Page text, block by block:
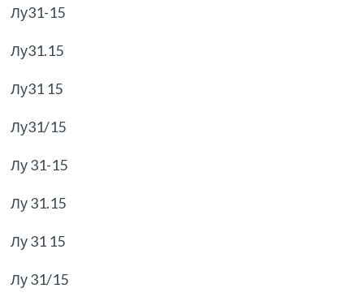
Лу31-15
Лу31.15
Лу31 15
Лу31/15
Лу 31-15
Лу 31.15
Лу 31 15
Лу 31/15